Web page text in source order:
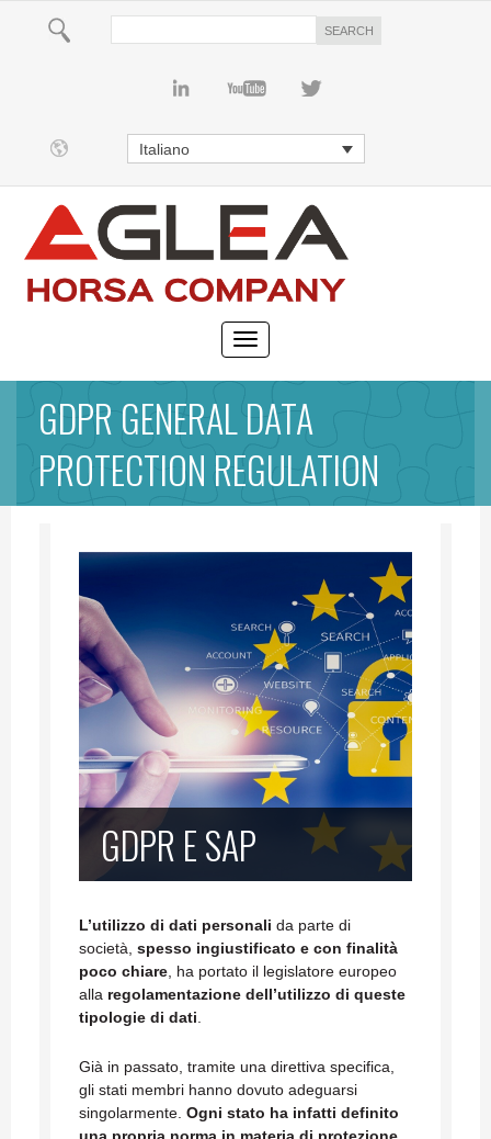
Italiano
GDPR GENERAL DATA
PROTECTION REGULATION
GDPR E SAP
L’utilizzo di dati personali da parte di
società, spesso ingiustificato e con finalità
poco chiare , ha portato il legislatore europeo
alla regolamentazione dell’utilizzo di queste
tipologie di dati
Già in passato, tramite una direttiva specifica,
gli stati membri hanno dovuto adeguarsi
singolarmente. Ogni stato ha infatti definito